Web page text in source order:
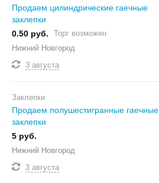
Продаем цилиндрические гаечные
заклепки
0.50 руб.
Торг возможен
Нижний Новгород
3 августа
Заклепки
Продаем полушестигранные гаечные
заклепки
5 руб.
Нижний Новгород
3 августа